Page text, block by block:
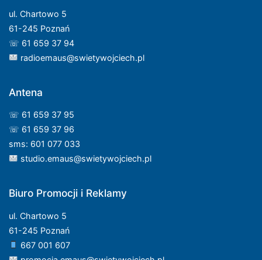
ul. Chartowo 5
61-245 Poznań
☏ 61 659 37 94
radioemaus@swietywojciech.pl
Antena
☏ 61 659 37 95
☏ 61 659 37 96
sms: 601 077 033
studio.emaus@swietywojciech.pl
Biuro Promocji i Reklamy
ul. Chartowo 5
61-245 Poznań
667 001 607